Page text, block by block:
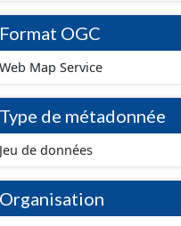
Format OGC
Web Map Service
Type de métadonnée
Jeu de données
Organisation